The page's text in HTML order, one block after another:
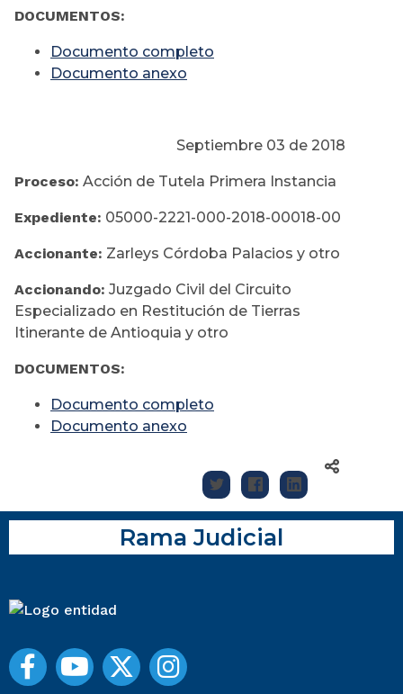
DOCUMENTOS:
Documento completo
Documento anexo
Septiembre 03 de 2018
Proceso: Acción de Tutela Primera Instancia
Expediente: 05000-2221-000-2018-00018-00
Accionante: Zarleys Córdoba Palacios y otro
Accionando: Juzgado Civil del Circuito
Especializado en Restitución de Tierras
Itinerante de Antioquia y otro
DOCUMENTOS:
Documento completo
Documento anexo
Rama Judicial